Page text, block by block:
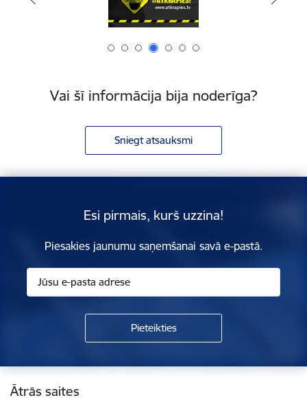
Vai šī informācija bija noderīga?
Sniegt atsauksmi
Esi pirmais, kurš uzzina!
Piesakies jaunumu saņemšanai savā e-pastā.
Kājene
Ātrās saites